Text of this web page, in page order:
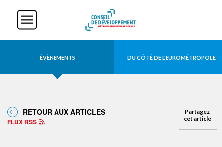
contenu
ActualitésÉVÈNEMENTS DU CÔTÉ DE L'EUROMÉTROPOLE
RETOUR AUX ARTICLES
FLUX RSS
Partagez
cet article